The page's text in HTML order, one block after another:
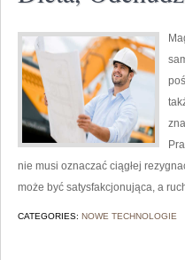
nie musi oznaczać ciągłej
może być satysfakcjonująca, a
CATEGORIES: NOWE TECHNOLOGIE